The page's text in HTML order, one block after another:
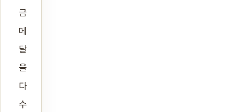
금
메
달
을
다
수